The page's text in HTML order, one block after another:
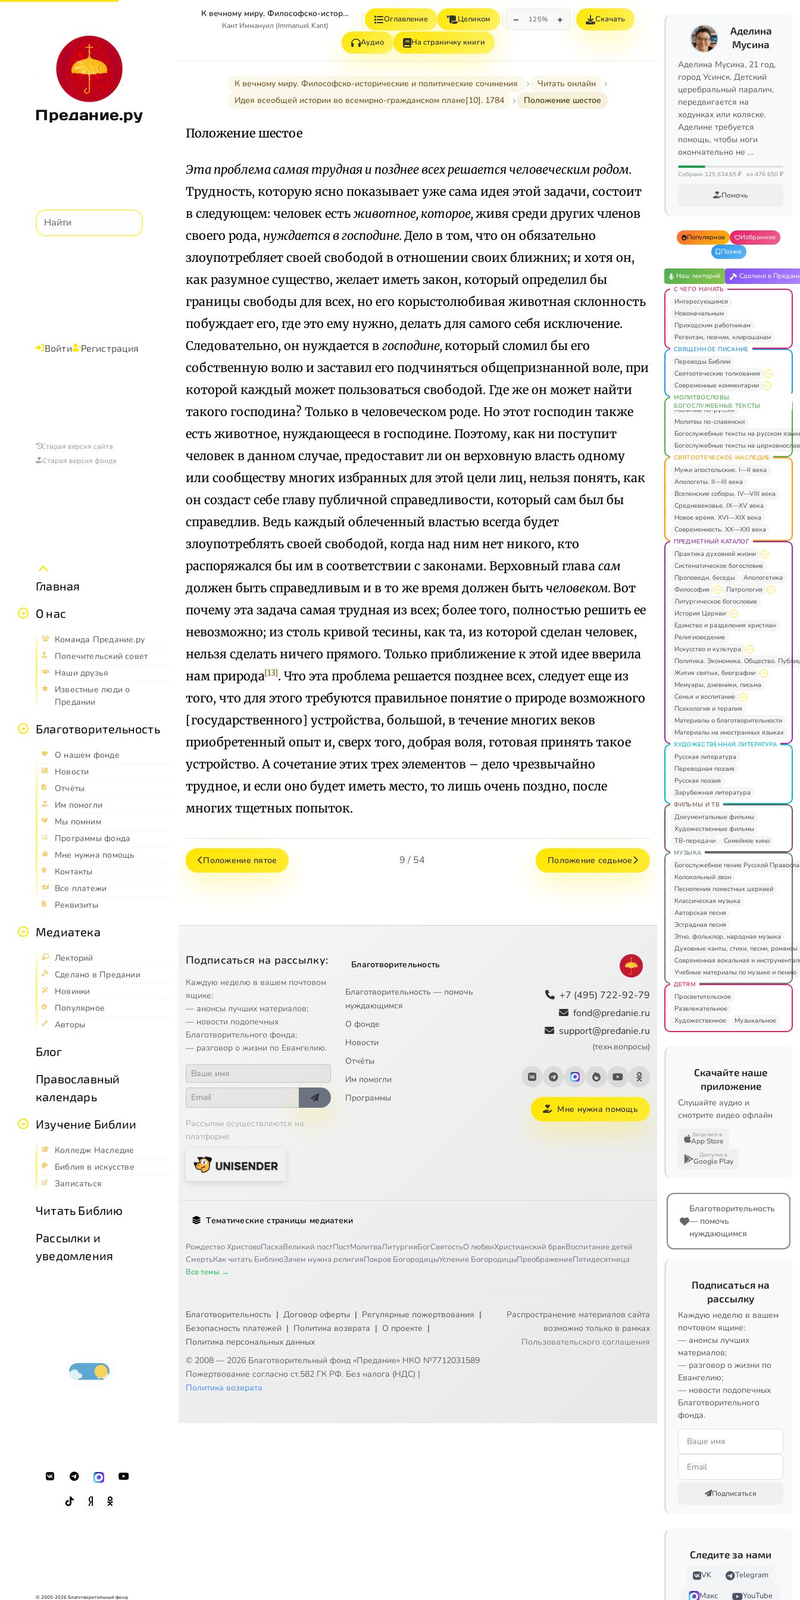
Предание.ру
Войти Регистрация
Старая версия сайта
Старая версия фонда
Главная
О нас
Команда Предание.ру
Попечительский совет
Наши друзья
Известные люди о
Предании
Благотворительность
О нашем фонде
Новости
Отчёты
Им помогли
Мы помним
Программы фонда
Мне нужна помощь
Контакты
Все платежи
Реквизиты
Медиатека
Лекторий
Сделано в Предании
Новинки
Популярное
Авторы
Блог
Православный
календарь
Изучение Библии
Колледж Наследие
Библия в искусстве
Записаться
Читать Библию
Рассылки и
уведомления
© 2005-2026 Благотворительный фонд
К вечному миру. Философско-исторические и политические сочинения
Кант Иммануил (Immanuel Kant)
Оглавление Целиком − 125% + Скачать
Аудио На страничку книги
К вечному миру. Философско-исторические и политические сочинения
Читать онлайн
Идея всеобщей истории во всемирно-гражданском плане[10]. 1784
Положение шестое
Положение шестое
Эта проблема самая трудная и позднее всех решается человеческим родом.
Трудность, которую ясно показывает уже сама идея этой задачи, состоит
в следующем: человек есть животное, которое, живя среди других членов
своего рода, нуждается в господине. Дело в том, что он обязательно
злоупотребляет своей свободой в отношении своих ближних; и хотя он,
как разумное существо, желает иметь закон, который определил бы
границы свободы для всех, но его корыстолюбивая животная склонность
побуждает его, где это ему нужно, делать для самого себя исключение.
Следовательно, он нуждается в господине, который сломил бы его
собственную волю и заставил его подчиняться общепризнанной воле, при
которой каждый может пользоваться свободой. Где же он может найти
такого господина? Только в человеческом роде. Но этот господин также
есть животное, нуждающееся в господине. Поэтому, как ни поступит
человек в данном случае, предоставит ли он верховную власть одному
или сообществу многих избранных для этой цели лиц, нельзя понять, как
он создаст себе главу публичной справедливости, который сам был бы
справедлив. Ведь каждый облеченный властью всегда будет
злоупотреблять своей свободой, когда над ним нет никого, кто
распоряжался бы им в соответствии с законами. Верховный глава сам
должен быть справедливым и в то же время должен быть человеком. Вот
почему эта задача самая трудная из всех; более того, полностью решить ее
невозможно; из столь кривой тесины, как та, из которой сделан человек,
нельзя сделать ничего прямого. Только приближение к этой идее вверила
нам природа[13]. Что эта проблема решается позднее всех, следует еще из
того, что для этого требуются правильное понятие о природе возможного
[государственного] устройства, большой, в течение многих веков
приобретенный опыт и, сверх того, добрая воля, готовая принять такое
устройство. А сочетание этих трех элементов – дело чрезвычайно
трудное, и если оно будет иметь место, то лишь очень поздно, после
многих тщетных попыток.
Положение пятое 9 / 54 Положение седьмое
Подписаться на рассылку:
Каждую неделю в вашем почтовом
ящике:
— анонсы лучших материалов;
— новости подопечных
Благотворительного фонда;
— разговор о жизни по Евангелию.
Рассылки осуществляются на
платформе
Благотворительность
Благотворительность — помочь
нуждающимся
О фонде
Новости
Отчёты
Им помогли
Программы
+7 (495) 722-92-79
fond@predanie.ru
support@predanie.ru
(техн.вопросы)
Мне нужна помощь
Тематические страницы медиатеки
Рождество ХристовоПасхаВеликий постПостМолитваЛитургияБогСвятостьО любвиХристианский бракВоспитание детей
СмертьКак читать БиблиюЗачем нужна религияПокров БогородицыУспение БогородицыПреображениеПятидесятница
Все темы →
Благотворительность | Договор оферты | Регулярные пожертвования |
Безопасность платежей | Политика возврата | О проекте |
Политика персональных данных
© 2008 — 2026 Благотворительный фонд «Предание» НКО №7712031589
Пожертвование согласно ст.582 ГК РФ. Без налога (НДС) |
Политика возврата
Распространение материалов сайта
возможно только в рамках
Пользовательского соглашения
Аделина
Мусина
Аделина Мусина, 21 год,
город Усинск. Детский
церебральный паралич,
передвигается на
ходунках или коляске.
Аделине требуется
помощь, чтобы ноги
окончательно не …
Собрано 125 634,65 ₽ из 476 650 ₽
Помочь
Популярное
Избранное
Позже
Наш лекторий Сделано в
С ЧЕГО НАЧАТЬ
Интересующимся
Новоначальным
Приходским работникам
Регентам, певчим, клирошанам
СВЯЩЕННОЕ ПИСАНИЕ
Переводы Библии
Святоотеческие толкования
Современные комментарии
МОЛИТВОСЛОВЫ.
БОГОСЛУЖЕБНЫЕ ТЕКСТЫ
Молитвы по-русски
Молитвы по-славянски
Богослужебные тексты на русском
Богослужебные тексты на
СВЯТООТЕЧЕСКОЕ НАСЛЕДИЕ
Мужи апостольские. I—II века
Апологеты. II—III века
Вселенские соборы. IV—VIII века
Средневековье. IX—XV века
Новое время. XVI—XIX века
Современность. XX—XXI века
ПРЕДМЕТНЫЙ КАТАЛОГ
Практика духовной жизни
Систематическое богословие
Проповеди, беседы
Апологетика
Философия
Патрология
Литургическое богословие
История Церкви
Единство и разделения христиан
Религиоведение
Искусство и культура
Политика. Экономика. Общество.
Жития святых, биографии
Мемуары, дневники, письма
Семья и воспитание
Психология и терапия
Материалы о благотворительности
Материалы на иностранных языках
ХУДОЖЕСТВЕННАЯ ЛИТЕРАТУРА
Русская литература
Переводная поэзия
Русская поэзия
Зарубежная литература
ФИЛЬМЫ И ТВ
Документальные фильмы
Художественные фильмы
ТВ-передачи
Семейное кино
МУЗЫКА
Богослужебное пение Русской
Колокольный звон
Песнопения поместных церквей
Классическая музыка
Авторская песня
Эстрадная песня
Этно, фольклор, народная музыка
Духовные канты, стихи, песни, романсы
Современная вокальная и
Учебные материалы по музыке и пению
ДЕТЯМ
Просветительское
Развлекательное
Художественное
Музыкальное
Скачайте наше
приложение
Слушайте аудио и
смотрите видео офлайн
Загрузите в
App Store
Доступно в
Google Play
Благотворительность
— помочь
нуждающимся
Подписаться на
рассылку
Каждую неделю в вашем
почтовом ящике:
— анонсы лучших
материалов;
— разговор о жизни по
Евангелию;
— новости подопечных
Благотворительного
фонда.
Подписаться
Следите за нами
VK
Telegram
Макс
YouTube